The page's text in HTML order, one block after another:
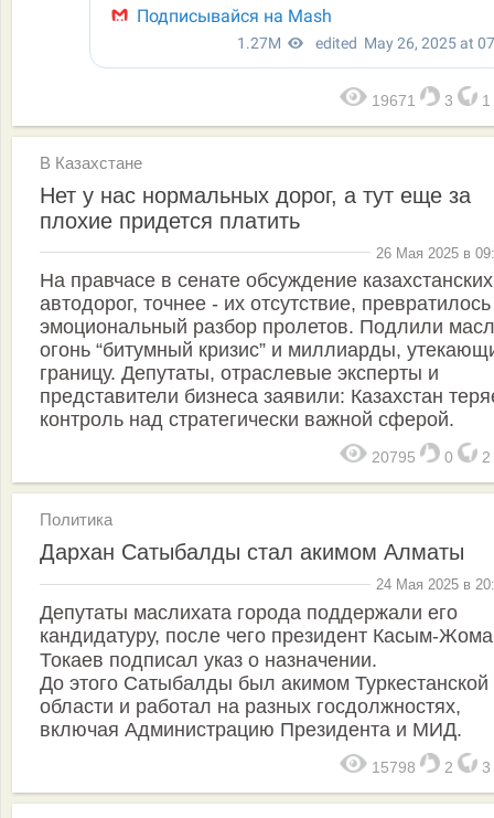
19671 3 1
В Казахстане
Нет у нас нормальных дорог, а тут еще за
плохие придется платить
26 Мая 2025 в
На правчасе в сенате обсуждение казахстанских
автодорог, точнее - их отсутствие,
эмоциональный разбор пролетов. Подлили
огонь “битумный кризис” и миллиарды,
границу. Депутаты, отраслевые эксперты и
представители бизнеса заявили: Казахстан
контроль над стратегически важной сферой.
20795 0 2
Политика
Дархан Сатыбалды стал акимом Алматы
24 Мая 2025 в
Депутаты маслихата города поддержали его
кандидатуру, после чего президент Касым-
Токаев подписал указ о назначении.⠀
До этого Сатыбалды был акимом Туркестанской
области и работал на разных госдолжностях,
включая Администрацию Президента и МИД.
15798 2 3